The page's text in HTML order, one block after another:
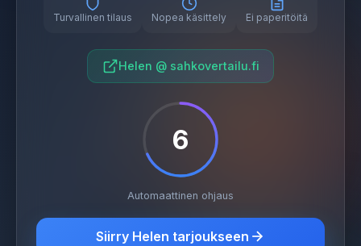
Turvallinen tilaus Nopea käsittely Ei paperitöitä
Helen @ sahkovertailu.fi
6
Automaattinen ohjaus
Siirry Helen tarjoukseen